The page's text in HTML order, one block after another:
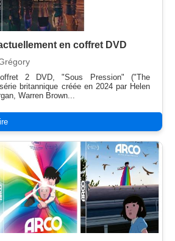
en coffret DVD
2 DVD, "Sous Pression" ("The
britannique créée en 2024 par Helen
Warren Brown...